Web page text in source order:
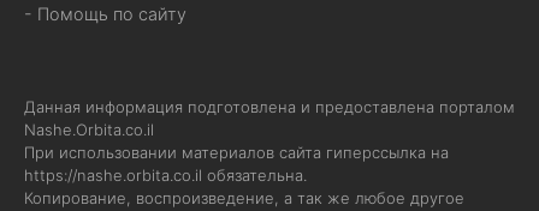
- Помощь по сайту
Данная информация подготовлена и предоставлена порталом
Nashe.Orbita.co.il
При использовании материалов сайта гиперссылка на
https://nashe.orbita.co.il обязательна.
Копирование, воспроизведение, а так же любое другое